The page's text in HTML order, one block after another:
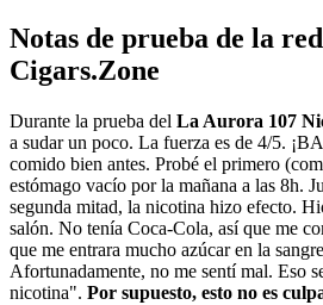
Notas de prueba de la
Cigars.Zone
Durante la prueba del La Aurora 107
a sudar un poco. La fuerza es de 4/5.
comido bien antes. Probé el primero
estómago vacío por la mañana a las 8h.
segunda mitad, la nicotina hizo efecto.
salón. No tenía Coca-Cola, así que me
que me entrara mucho azúcar en la
Afortunadamente, no me sentí mal. Eso
nicotina". Por supuesto, esto no es